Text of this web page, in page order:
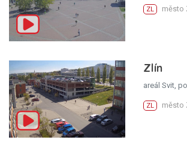
ZL město
Zlín
areál Svit,
ZL město